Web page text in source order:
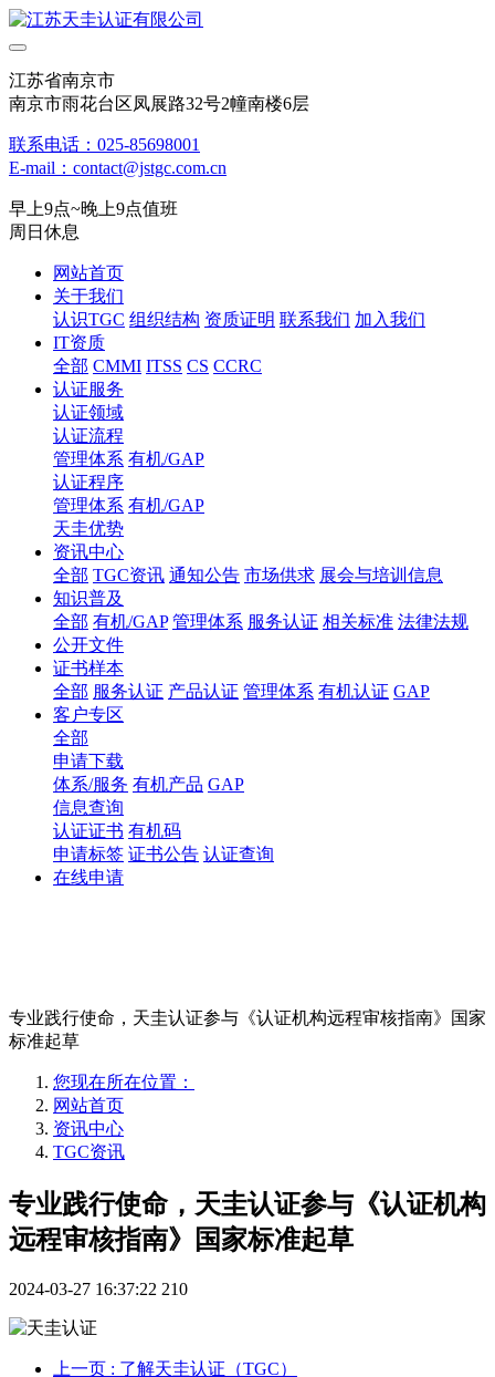
江苏省南京市
南京市雨花台区凤展路32号2幢南楼6层
联系电话：025-85698001
E-mail：contact@jstgc.com.cn
早上9点~晚上9点值班
周日休息
网站首页
关于我们
认识TGC 组织结构 资质证明 联系我们 加入我们
IT资质
全部 CMMI ITSS CS CCRC
认证服务
认证领域
认证流程
管理体系 有机/GAP
认证程序
管理体系 有机/GAP
天圭优势
资讯中心
全部 TGC资讯 通知公告 市场供求 展会与培训信息
知识普及
全部 有机/GAP 管理体系 服务认证 相关标准 法律法规
公开文件
证书样本
全部 服务认证 产品认证 管理体系 有机认证 GAP
客户专区
全部
申请下载
体系/服务 有机产品 GAP
信息查询
认证证书 有机码
申请标签 证书公告 认证查询
在线申请
专业践行使命，天圭认证参与《认证机构远程审核指南》国家
标准起草
您现在所在位置：
网站首页
资讯中心
TGC资讯
专业践行使命，天圭认证参与《认证机构
远程审核指南》国家标准起草
2024-03-27 16:37:22 210
上一页 : 了解天圭认证（TGC）